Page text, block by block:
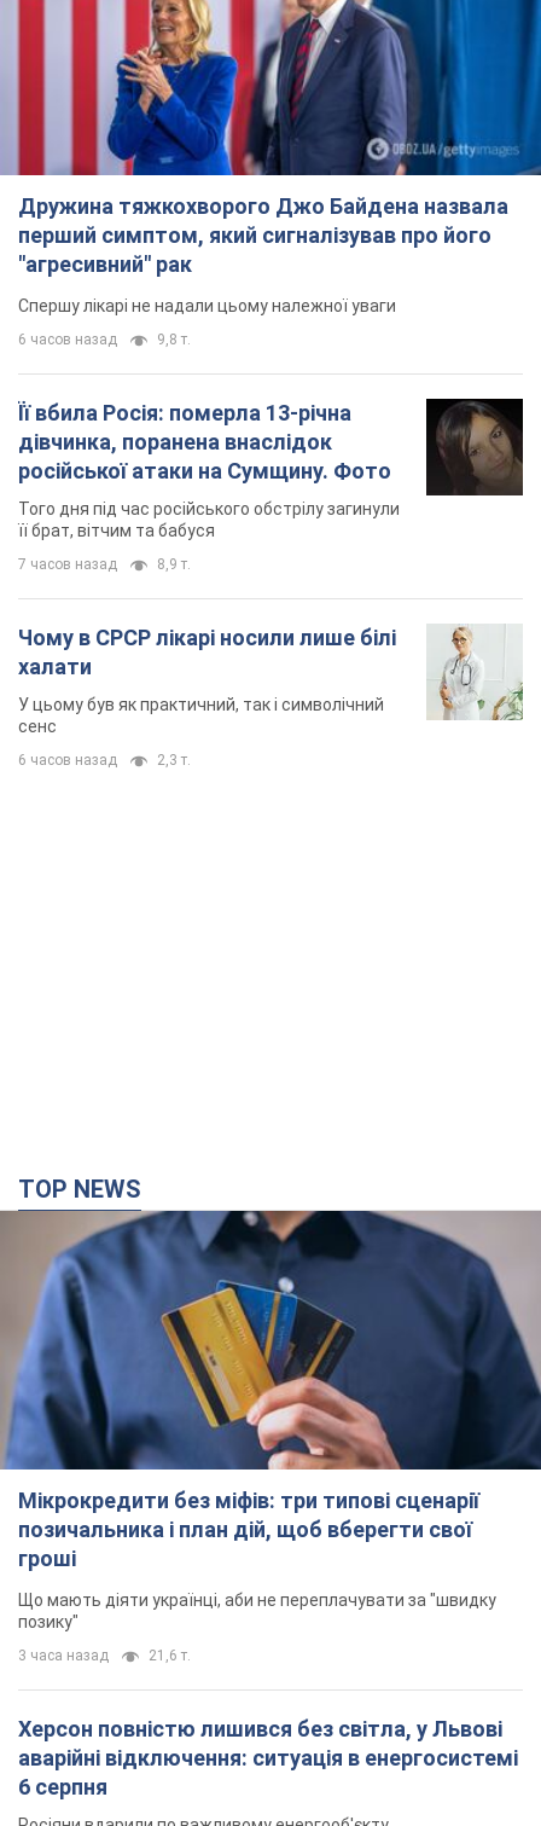
Дружина тяжкохворого Джо Байдена назвала
перший симптом, який сигналізував про його
"агресивний" рак
Спершу лікарі не надали цьому належної уваги
6 часов назад 9,8 т.
Її вбила Росія: померла 13-річна
дівчинка, поранена внаслідок
російської атаки на Сумщину. Фото
Того дня під час російського обстрілу загинули
її брат, вітчим та бабуся
7 часов назад 8,9 т.
Чому в СРСР лікарі носили лише білі
халати
У цьому був як практичний, так і символічний
сенс
6 часов назад 2,3 т.
TOP NEWS
Мікрокредити без міфів: три типові сценарії
позичальника і план дій, щоб вберегти свої
гроші
Що мають діяти українці, аби не переплачувати за "швидку
позику"
3 часа назад 21,6 т.
Херсон повністю лишився без світла, у Львові
аварійні відключення: ситуація в енергосистемі
6 серпня